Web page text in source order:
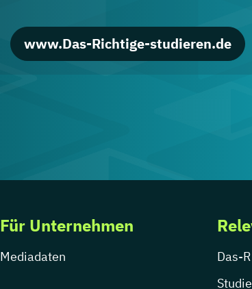
www.Das-Richtige-studieren.de
Für Unternehmen
Mediadaten
Das-